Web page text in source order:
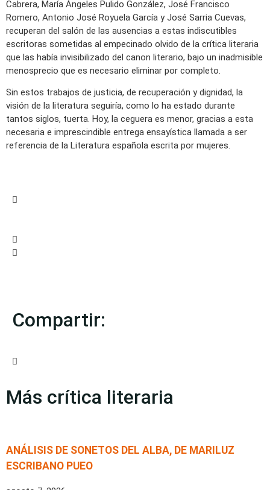
Cabrera, María Ángeles Pulido González, José Francisco
Romero, Antonio José Royuela García y José Sarria Cuevas,
recuperan del salón de las ausencias a estas indiscutibles
escritoras sometidas al empecinado olvido de la crítica literaria
que las había invisibilizado del canon literario, bajo un inadmisible
menosprecio que es necesario eliminar por completo.
Sin estos trabajos de justicia, de recuperación y dignidad, la
visión de la literatura seguiría, como lo ha estado durante
tantos siglos, tuerta. Hoy, la ceguera es menor, gracias a esta
necesaria e imprescindible entrega ensayística llamada a ser
referencia de la Literatura española escrita por mujeres.
Compartir:
Más crítica literaria
ANÁLISIS DE SONETOS DEL ALBA, DE MARILUZ
ESCRIBANO PUEO